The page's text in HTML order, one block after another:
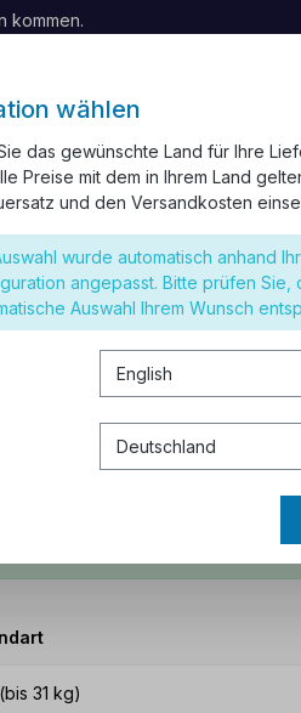
kommen.
INSTALLATIONSMATERIAL
31 kg)
wählen
das gewünschte Land für Ihre
Preise mit dem in Ihrem Land
und den Versandkosten
wurde automatisch anhand
angepasst. Bitte prüfen Sie,
Auswahl Ihrem Wunsch